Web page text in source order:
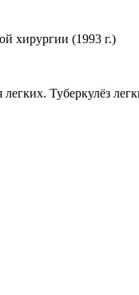
хирургии (1993 г.)
Туберкулёз